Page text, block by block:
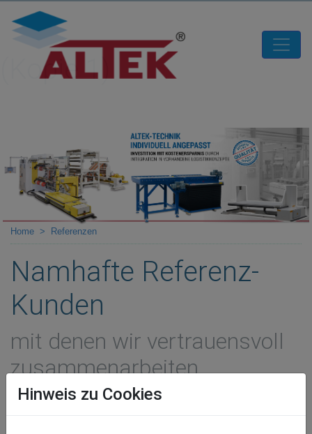
(Kopie 1)
Home Referenzen
Namhafte Referenz-
Kunden
mit denen wir vertrauensvoll
zusammenarbeiten
Volkswagen
Hinweis zu Cookies